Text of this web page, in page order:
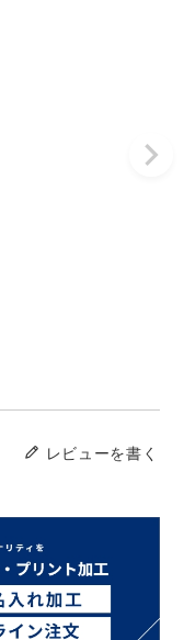
レビューを書く